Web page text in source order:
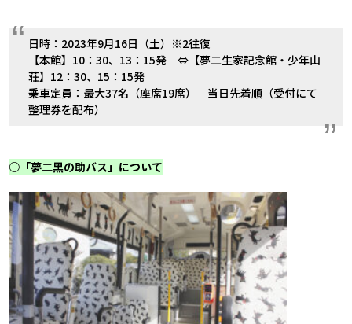
日時： 2023年9月16日（土）※2往復
【本館】 10 ：30、 13 ： 15発 ⇔【夢二生家記念館・少年山
荘】 12 ：30、 15 ： 15発
乗車定員：最大37名（座席19席） 当日先着順（受付にて
整理券を配布）
○「夢二黑の助バス」について